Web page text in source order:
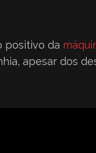
positivo da
apesar dos